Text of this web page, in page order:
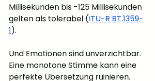
Millisekunden bis -125 Millisekunden
gelten als tolerabel (ITU-R BT.1359-
1).
Und Emotionen sind unverzichtbar.
Eine monotone Stimme kann eine
perfekte Übersetzung ruinieren.